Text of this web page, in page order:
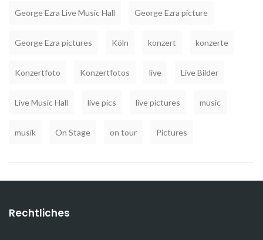
George Ezra Live Music Hall George Ezra picture
George Ezra pictures Köln konzert konzerte
Konzertfoto Konzertfotos live Live Bilder
Live Music Hall live pics live pictures music
musik On Stage on tour Pictures
Rechtliches